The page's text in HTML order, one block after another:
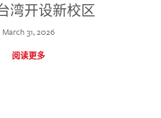
湾开设新校区
March 31, 2026
阅读更多